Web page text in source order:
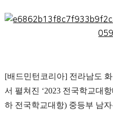
턴
본
[배드민턴코리아] 전라남도
서 펼쳐진 ‘2023 전국학교대
하 전국학교대항) 중등부 남